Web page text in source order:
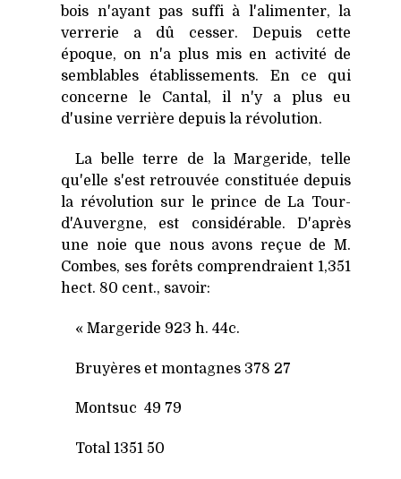
bois n'ayant pas suffi à l'alimenter, la
verrerie a dû cesser. Depuis cette
époque, on n'a plus mis en activité de
semblables établissements. En ce qui
concerne le Cantal, il n'y a plus eu
d'usine verrière depuis la révolution.
La belle terre de la Margeride, telle
qu'elle s'est retrouvée constituée depuis
la révolution sur le prince deLa Tour-
d'Auvergne, est considérable. D'après
une noie que nous avons reçue de M.
Combes, ses forêts comprendraient 1,351
hect. 80 cent., savoir:
« Margeride 923 h. 44c.
Bruyères et montagnes 378 27
Montsuc 49 79
Total 1351 50